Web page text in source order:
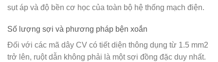
sụt áp và độ bền cơ học của toàn bộ hệ thống mạch điện.
Số lượng sợi và phương pháp bện xoắn
Đối với các mã dây CV có tiết diện thông dụng từ 1.5 mm2
trở lên, ruột dẫn không phải là một sợi đồng đặc duy nhất.